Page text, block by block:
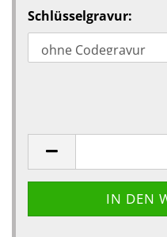
Schlüsselgravur: